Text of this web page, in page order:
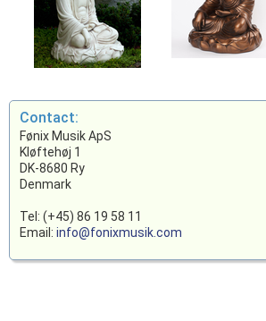
Contact:
Fønix Musik ApS
Kløftehøj 1
DK-8680 Ry
Denmark
Tel: (+45) 86 19 58 11
Email: info@fonixmusik.com